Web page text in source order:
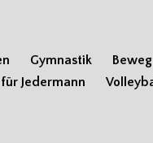
Gymnastik
Jedermann